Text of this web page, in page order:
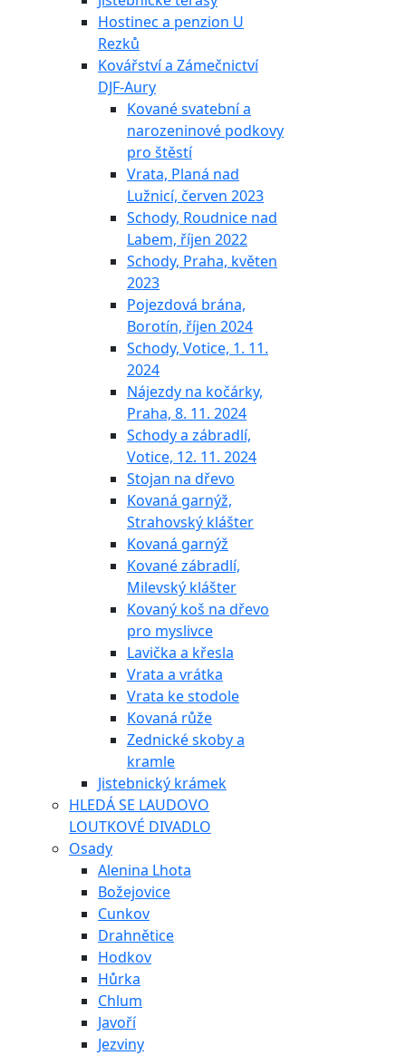
Hostinec a penzion U
Rezků
Kovářství a Zámečnictví
DJF-Aury
Kované svatební a
narozeninové podkovy
pro štěstí
Vrata, Planá nad
Lužnicí, červen 2023
Schody, Roudnice nad
Labem, říjen 2022
Schody, Praha, květen
2023
Pojezdová brána,
Borotín, říjen 2024
Schody, Votice, 1. 11.
2024
Nájezdy na kočárky,
Praha, 8. 11. 2024
Schody a zábradlí,
Votice, 12. 11. 2024
Stojan na dřevo
Kovaná garnýž,
Strahovský klášter
Kovaná garnýž
Kované zábradlí,
Milevský klášter
Kovaný koš na dřevo
pro myslivce
Lavička a křesla
Vrata a vrátka
Vrata ke stodole
Kovaná růže
Zednické skoby a
kramle
Jistebnický krámek
HLEDÁ SE LAUDOVO
LOUTKOVÉ DIVADLO
Osady
Alenina Lhota
Božejovice
Cunkov
Drahnětice
Hodkov
Hůrka
Chlum
Javoří
Jezviny